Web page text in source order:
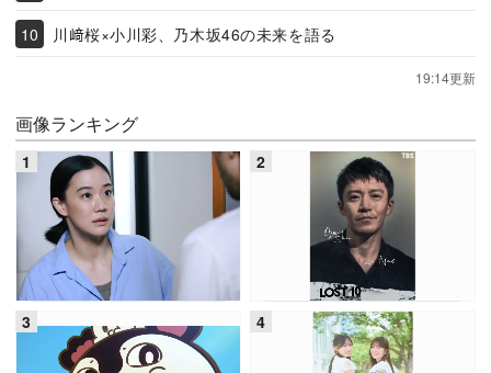
川﨑桜×小川彩、乃木坂46の未来を語る
19:14更新
画像ランキング